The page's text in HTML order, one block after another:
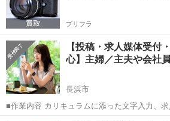
プリフラ
【投稿・求人媒体受付
心】主婦／主夫や会社
長浜市
■作業内容 カリキュラムに添った文字入力、求
わせのメッセージやり取り、SNSの運営など。 ・初心者の方でも安